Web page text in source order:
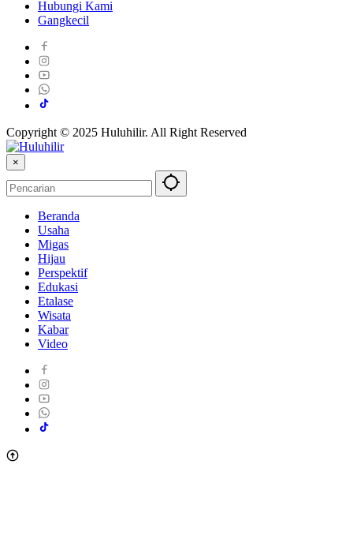
Hubungi Kami
Gangkecil
Copyright © 2025 Huluhilir. All Right Reserved
×
Beranda
Usaha
Migas
Hijau
Perspektif
Edukasi
Etalase
Wisata
Kabar
Video